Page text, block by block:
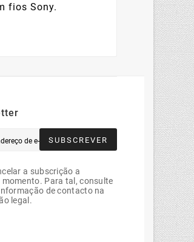
fios Sony.
SUBSCREVER
a subscrição a
momento. Para tal, consulte
de contacto na
legal.